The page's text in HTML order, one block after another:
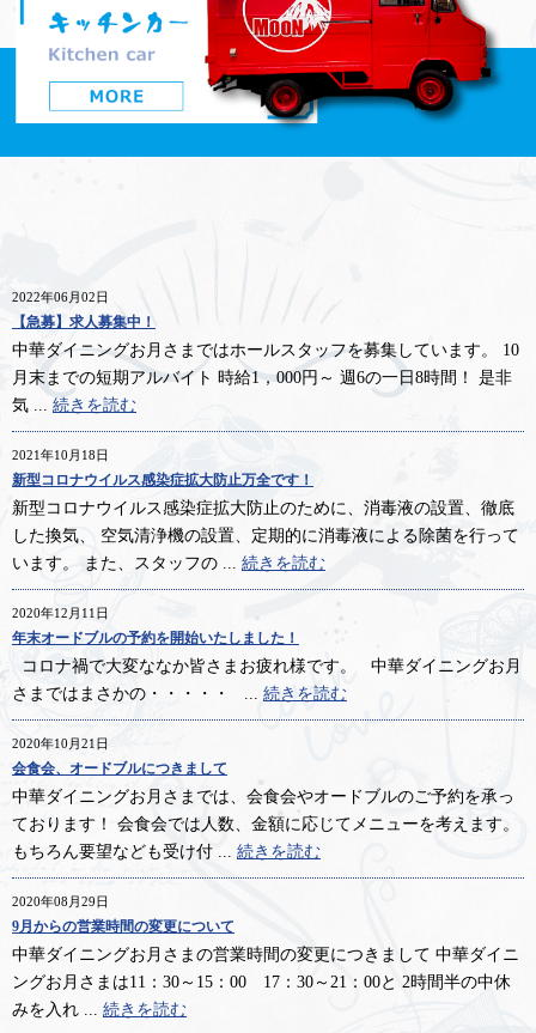
2022年06月02日
【急募】求人募集中！
中華ダイニングお月さまではホールスタッフを募集しています。 10
月末までの短期アルバイト 時給1，000円～ 週6の一日8時間！ 是非
気 ... 続きを読む
2021年10月18日
新型コロナウイルス感染症拡大防止万全です！
新型コロナウイルス感染症拡大防止のために、消毒液の設置、徹底
した換気、 空気清浄機の設置、定期的に消毒液による除菌を行って
います。 また、スタッフの ... 続きを読む
2020年12月11日
年末オードブルの予約を開始いたしました！
コロナ禍で大変ななか皆さまお疲れ様です。 中華ダイニングお月
さまではまさかの・・・・・ ... 続きを読む
2020年10月21日
会食会、オードブルにつきまして
中華ダイニングお月さまでは、会食会やオードブルのご予約を承っ
ております！ 会食会では人数、金額に応じてメニューを考えます。
もちろん要望なども受け付 ... 続きを読む
2020年08月29日
9月からの営業時間の変更について
中華ダイニングお月さまの営業時間の変更につきまして 中華ダイニ
ングお月さまは11：30～15：00 17：30～21：00と 2時間半の中休
みを入れ ... 続きを読む